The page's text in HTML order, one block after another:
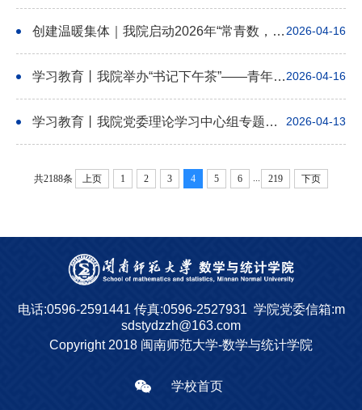
创建温暖集体｜我院启动2026年“常青数，快乐学”教职工子女爱心助教活动 2026-04-16
学习教育丨我院举办“书记下午茶”——青年教师专场交流会2026-04-16
学习教育丨我院党委理论学习中心组专题学习《树立和践行正确政绩观正负面清单》 2026-04-13
共2188条 上页 1 2 3 4 5 6 219 下页
电话:0596-2591441 传真:0596-2527931 学院党委信箱:m
sdstydzzh@163.com
Copyright 2018 闽南师范大学-数学与统计学院
学校首页